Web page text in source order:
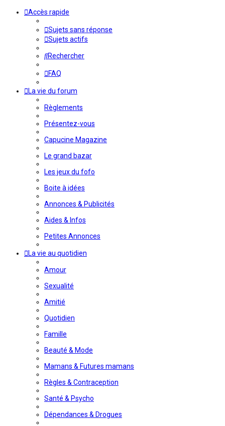
Accès rapide
Sujets sans réponse
Sujets actifs
Rechercher
FAQ
La vie du forum
Règlements
Présentez-vous
Capucine Magazine
Le grand bazar
Les jeux du fofo
Boite à idées
Annonces & Publicités
Aides & Infos
Petites Annonces
La vie au quotidien
Amour
Sexualité
Amitié
Quotidien
Famille
Beauté & Mode
Mamans & Futures mamans
Règles & Contraception
Santé & Psycho
Dépendances & Drogues